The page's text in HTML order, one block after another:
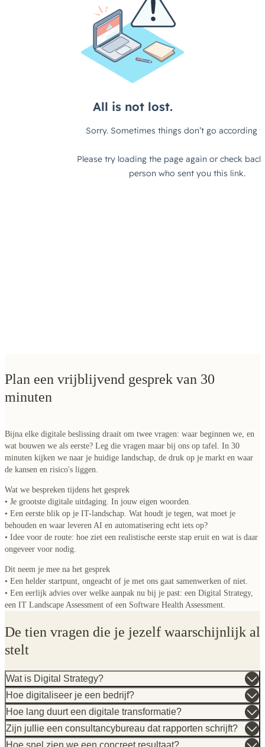
Plan een vrijblijvend gesprek van 30
minuten
Bijna elke digitale beslissing draait om twee vragen: waar beginnen we, en
wat bouwen we als eerste? Leg die vragen maar bij ons op tafel. In 30
minuten kijken we naar je huidige landschap, de druk op je markt en waar
de kansen en risico's liggen.
Wat we bespreken tijdens het gesprek
• Je grootste digitale uitdaging. In jouw eigen woorden.
• Een eerste blik op je IT-landschap. Wat houdt je tegen, wat moet je
behouden en waar leveren AI en automatisering echt iets op?
• Idee voor de route: hoe ziet een realistische eerste stap eruit en wat is daar
ongeveer voor nodig.
Dit neem je mee na het gesprek
• Een helder startpunt, ongeacht of je met ons gaat samenwerken of niet.
• Een eerlijk advies over welke aanpak nu bij je past: een Digital Strategy,
een IT Landscape Assessment of een Software Health Assessment.
De tien vragen die je jezelf waarschijnlijk al
stelt
Wat is Digital Strategy?
Hoe digitaliseer je een bedrijf?
Hoe lang duurt een digitale transformatie?
Zijn jullie een consultancybureau dat rapporten schrijft?
Hoe snel zien we een concreet resultaat?